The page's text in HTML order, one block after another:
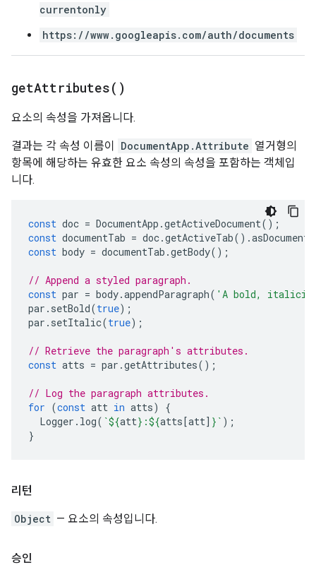
currentonly
https://www.googleapis.com/auth/documents
getAttributes( )
요소의 속성을 가져옵니다.
결과는 각 속성 이름이 DocumentApp.Attribute 열거형의
항목에 해당하는 유효한 요소 속성의 속성을 포함하는 객체입
니다.
const doc = DocumentApp .getActiveDocument();
const documentTab = doc.getActiveTab().
const body = documentTab .getBody();
// Append a styled paragraph.
const par = body.appendParagraph( 'A bold,
par . setBold(true);
par . setItalic(true);
// Retrieve the paragraph's attributes.
const atts = par .getAttributes();
// Log the paragraph attributes.
for (const att in atts)
{
Logger . log( `${att} :${atts[att] } ` );
}
리턴
Object — 요소의 속성입니다.
승인